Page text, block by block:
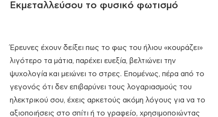
Εκμεταλλεύσου το φυσικό φωτισμό
Έρευνες έχουν δείξει πως το φως του ήλιου «κουράζει»
λιγότερο τα μάτια, παρέχει ευεξία, βελτιώνει την
ψυχολογία και μειώνει το στρες. Επομένως, πέρα από το
γεγονός ότι δεν επιβαρύνει τους λογαριασμούς του
ηλεκτρικού σου, έχεις αρκετούς ακόμη λόγους για να το
αξιοποιήσεις στο σπίτι ή το γραφείο, χρησιμοποιώντας